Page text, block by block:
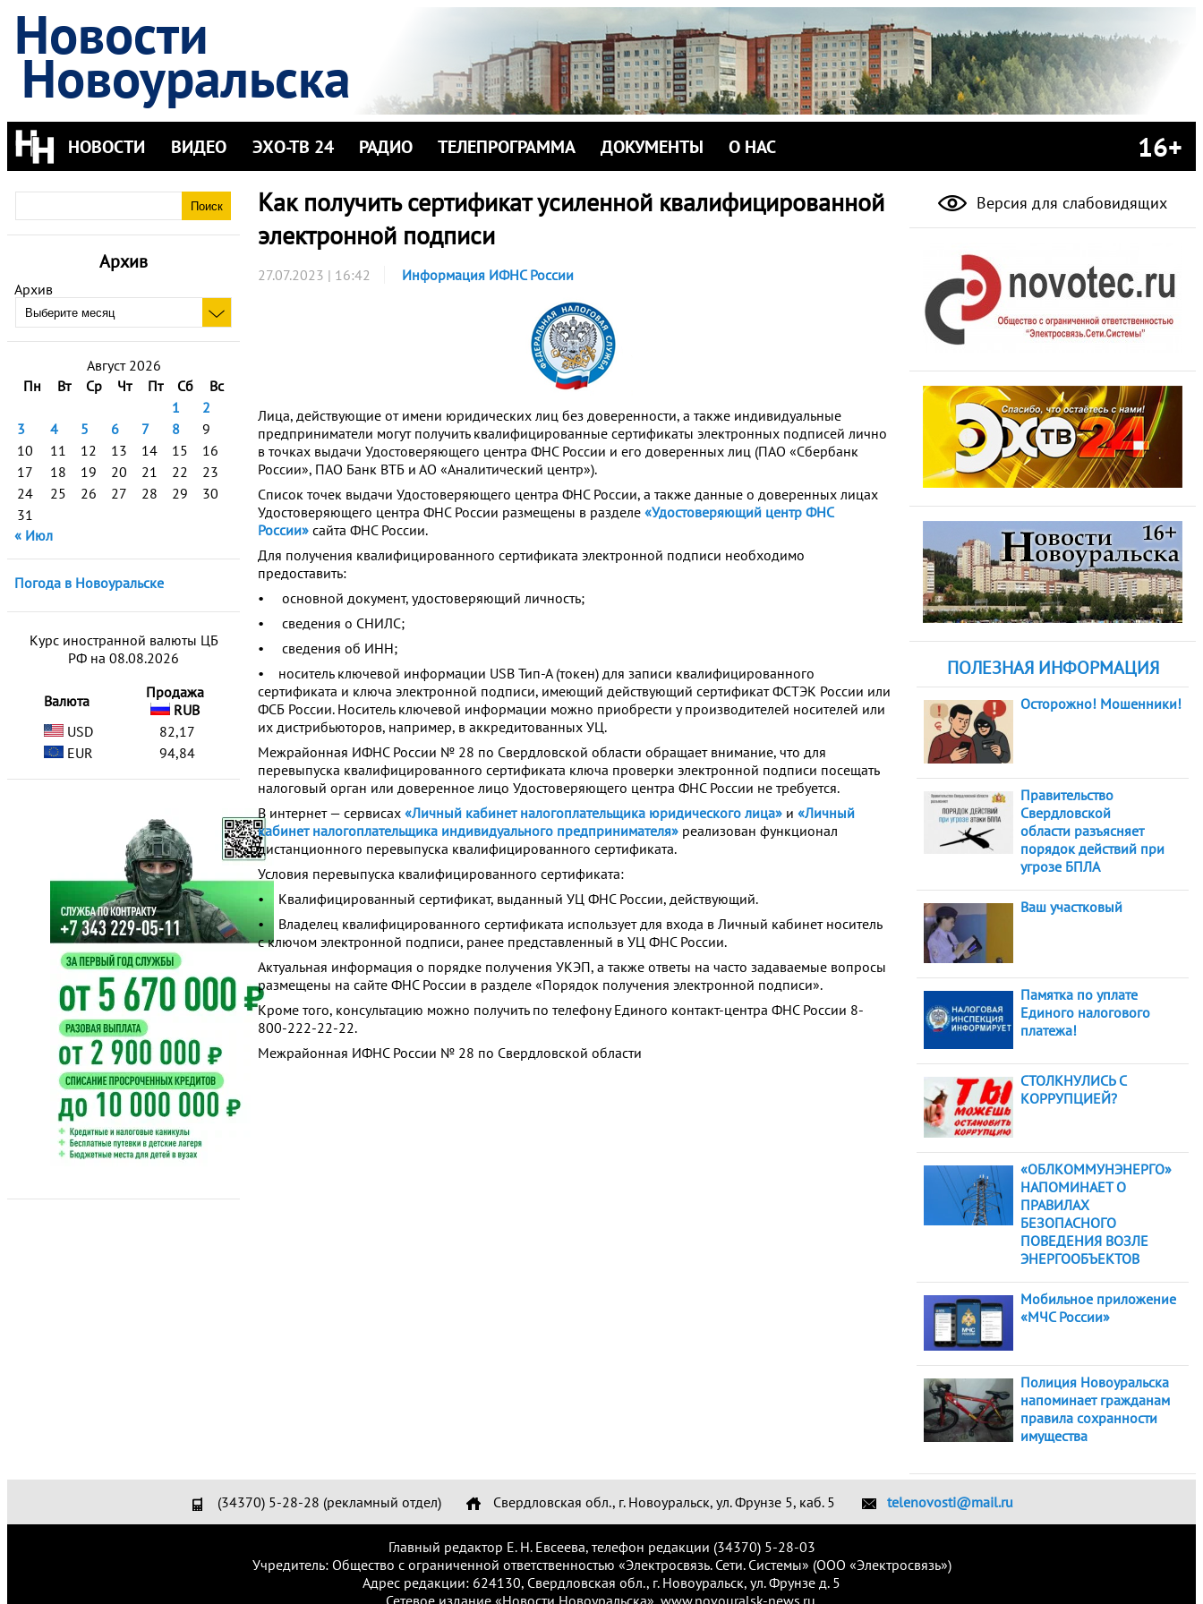
Новости
Новоуральска
НОВОСТИ ВИДЕО ЭХО-ТВ 24 РАДИО ТЕЛЕПРОГРАММА ДОКУМЕНТЫ О НАС 16+
Архив
Архив
Август 2026
Пн
Вт Ср Чт Пт Сб
Вс
1
2
3
4 5 6 7 8
9
10
11 12 13 14 15
16
17
18 19 20 21 22
23
24
25 26 27 28 29
30
31
« Июл
Погода в Новоуральске
Курс иностранной валюты ЦБ
РФ на 08.08.2026
Валюта
Продажа
RUB
USD
82,17
EUR
94,84
Как получить сертификат усиленной квалифицированной
электронной подписи
27.07.2023 | 16:42 Информация ИФНС России
Лица, действующие от имени юридических лиц без доверенности, а также индивидуальные
предприниматели могут получить квалифицированные сертификаты электронных подписей лично
в точках выдачи Удостоверяющего центра ФНС России и его доверенных лиц (ПАО «Сбербанк
России», ПАО Банк ВТБ и АО «Аналитический центр»).
Список точек выдачи Удостоверяющего центра ФНС России, а также данные о доверенных лицах
Удостоверяющего центра ФНС России размещены в разделе «Удостоверяющий центр ФНС
России» сайта ФНС России.
Для получения квалифицированного сертификата электронной подписи необходимо
предоставить:
• основной документ, удостоверяющий личность;
• сведения о СНИЛС;
• сведения об ИНН;
• носитель ключевой информации USB Тип-А (токен) для записи квалифицированного
сертификата и ключа электронной подписи, имеющий действующий сертификат ФСТЭК России или
ФСБ России. Носитель ключевой информации можно приобрести у производителей носителей или
их дистрибьюторов, например, в аккредитованных УЦ.
Межрайонная ИФНС России № 28 по Свердловской области обращает внимание, что для
перевыпуска квалифицированного сертификата ключа проверки электронной подписи посещать
налоговый орган или доверенное лицо Удостоверяющего центра ФНС России не требуется.
В интернет — сервисах «Личный кабинет налогоплательщика юридического лица» и «Личный
кабинет налогоплательщика индивидуального предпринимателя» реализован функционал
дистанционного перевыпуска квалифицированного сертификата.
Условия перевыпуска квалифицированного сертификата:
• Квалифицированный сертификат, выданный УЦ ФНС России, действующий.
• Владелец квалифицированного сертификата использует для входа в Личный кабинет носитель
с ключом электронной подписи, ранее представленный в УЦ ФНС России.
Актуальная информация о порядке получения УКЭП, а также ответы на часто задаваемые вопросы
размещены на сайте ФНС России в разделе «Порядок получения электронной подписи».
Кроме того, консультацию можно получить по телефону Единого контакт-центра ФНС России 8-
800-222-22-22.
Межрайонная ИФНС России № 28 по Свердловской области
Версия для слабовидящих
ПОЛЕЗНАЯ ИНФОРМАЦИЯ
Осторожно! Мошенники!
Правительство
Свердловской
области разъясняет
порядок действий при
угрозе БПЛА
Ваш участковый
Памятка по уплате
Единого налогового
платежа!
СТОЛКНУЛИСЬ С
КОРРУПЦИЕЙ?
«ОБЛКОММУНЭНЕРГО»
НАПОМИНАЕТ О
ПРАВИЛАХ
БЕЗОПАСНОГО
ПОВЕДЕНИЯ ВОЗЛЕ
ЭНЕРГООБЪЕКТОВ
Мобильное приложение
«МЧС России»
Полиция Новоуральска
напоминает гражданам
правила сохранности
имущества
(34370) 5-28-28 (рекламный отдел) Свердловская обл., г. Новоуральск, ул. Фрунзе 5, каб. 5 telenovosti@mail.ru
Главный редактор Е. Н. Евсеева, телефон редакции (34370) 5-28-03
Учредитель: Общество с ограниченной ответственностью «Электросвязь. Сети. Системы» (ООО «Электросвязь»)
Адрес редакции: 624130, Свердловская обл., г. Новоуральск, ул. Фрунзе д. 5